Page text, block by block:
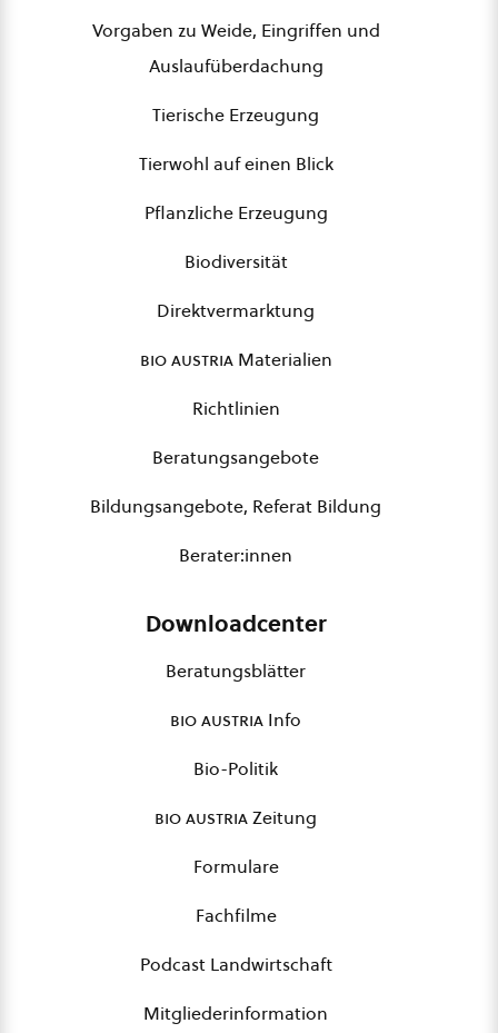
Vorgaben zu Weide, Eingriffen und
Auslaufüberdachung
Tierische Erzeugung
Tierwohl auf einen Blick
Pflanzliche Erzeugung
Biodiversität
Direktvermarktung
bio austriaMaterialien
Richtlinien
Beratungsangebote
Bildungsangebote, Referat Bildung
Berater:innen
Downloadcenter
Beratungsblätter
bio austria Info
Bio-Politik
bio austriaZeitung
Formulare
Fachfilme
Podcast Landwirtschaft
Mitgliederinformation